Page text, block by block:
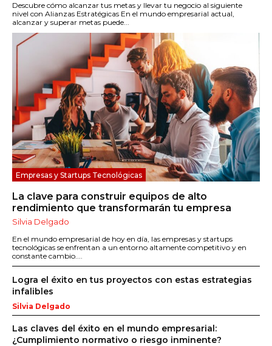
Descubre cómo alcanzar tus metas y llevar tu negocio al siguiente
nivel con Alianzas Estratégicas En el mundo empresarial actual,
alcanzar y superar metas puede...
Empresas y Startups Tecnológicas
La clave para construir equipos de alto
rendimiento que transformarán tu empresa
Silvia Delgado
En el mundo empresarial de hoy en día, las empresas y startups
tecnológicas se enfrentan a un entorno altamente competitivo y en
constante cambio....
Logra el éxito en tus proyectos con estas estrategias
infalibles
Silvia Delgado
Las claves del éxito en el mundo empresarial:
¿Cumplimiento normativo o riesgo inminente?